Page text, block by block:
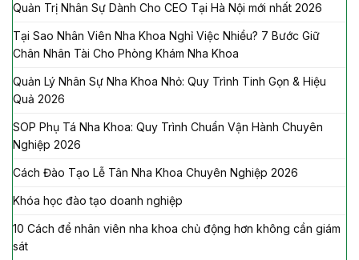
Quản Trị Nhân Sự Dành Cho CEO Tại Hà Nội mới nhất 2026
Tại Sao Nhân Viên Nha Khoa Nghỉ Việc Nhiều? 7 Bước Giữ
Chân Nhân Tài Cho Phòng Khám Nha Khoa
Quản Lý Nhân Sự Nha Khoa Nhỏ: Quy Trình Tinh Gọn & Hiệu
Quả 2026
SOP Phụ Tá Nha Khoa: Quy Trình Chuẩn Vận Hành Chuyên
Nghiệp 2026
Cách Đào Tạo Lễ Tân Nha Khoa Chuyên Nghiệp 2026
Khóa học đào tạo doanh nghiệp
10 Cách để nhân viên nha khoa chủ động hơn không cần giám
sát